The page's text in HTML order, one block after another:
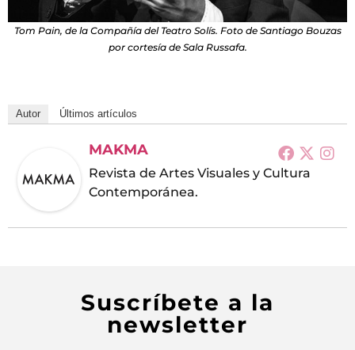
Tom Pain, de la Compañía del Teatro Solís. Foto de Santiago Bouzas
por cortesía de Sala Russafa.
Autor Últimos artículos
MAKMA
Revista de Artes Visuales y Cultura
Contemporánea.
Suscríbete a la
newsletter